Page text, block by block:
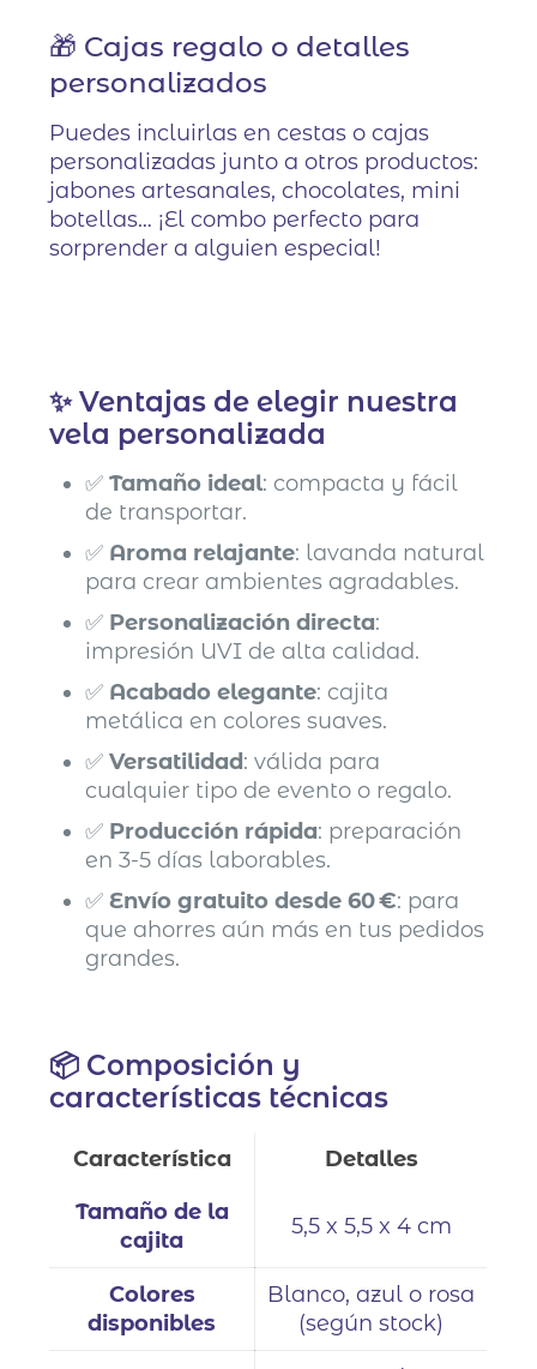
🎁 Cajas regalo o detalles
personalizados
Puedes incluirlas en cestas o cajas
personalizadas junto a otros productos:
jabones artesanales, chocolates, mini
botellas… ¡El combo perfecto para
sorprender a alguien especial!
✨ Ventajas de elegir nuestra
vela personalizada
✅Tamaño ideal: compacta y fácil
de transportar.
✅ Aroma relajante: lavanda natural
para crear ambientes agradables.
✅ Personalización directa:
impresión UVI de alta calidad.
✅ Acabado elegante: cajita
metálica en colores suaves.
✅Versatilidad: válida para
cualquier tipo de evento o regalo.
✅ Producción rápida: preparación
en 3-5 días laborables.
✅Envío gratuito desde 60 €: para
que ahorres aún más en tus pedidos
grandes.
📦 Composición y
características técnicas
Característica
Detalles
Tamaño de la
cajita
5,5 x 5,5 x 4 cm
Colores
disponibles
Blanco, azul o rosa
(según stock)